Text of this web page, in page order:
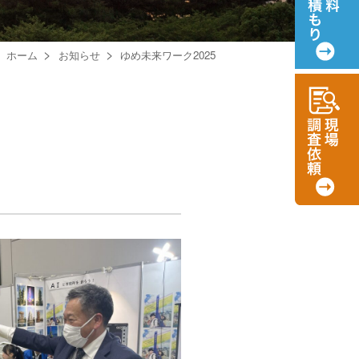
ホーム お知らせ ゆめ未来ワーク2025